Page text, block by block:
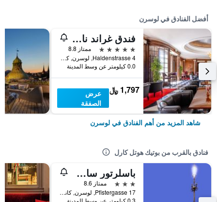
أفضل الفنادق في لوسرن
فندق غراند ناسيونال لوتزيرن
5 نجوم
ممتاز 8.8
Haldenstrasse 4, لوسرن, كانتون لوسيرن, سويسرا
0.0 كيلومتر عن وسط المدينة
1,797 ﷼
عرض
الصفقة
شاهد المزيد من أهم الفنادق في لوسرن
فنادق بالقرب من بوتيك هوتل كارل
باسلرتور سامر بوول هوتل
3 نجوم
ممتاز 8.6
Pfistergasse 17, لوسرن, كانتون لوسيرن, سويسرا
0.3 كيلومتر عن وسط المدينة